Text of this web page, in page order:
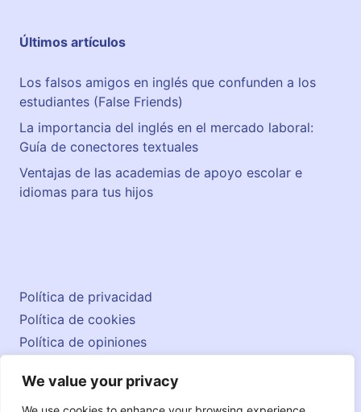
We value your privacy
Últimos artículos
Los falsos amigos en inglés que confunden a los
estudiantes (False Friends)
La importancia del inglés en el mercado laboral:
Guía de conectores textuales
Ventajas de las academias de apoyo escolar e
idiomas para tus hijos
Política de privacidad
Política de cookies
Política de opiniones
Contacto